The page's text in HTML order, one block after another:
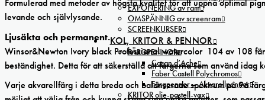
EXPONERING av ram
OMSPÄNNIG av screenram
SCREENKURSER
KOL, KRITOR & PENNOR
FÄRGPENNOR
Caran d’Ache
Faber Castell Polychromos
Färgpennor – Akvarellpennor
KRITOR olje-pastell-vax
Formulerad med metoder av högsta kvalitet för att uppnå optimal
levande och självlysande.
Ljusäkta och permanent.
Winsor&Newton Ivory black Professional watercolor 104 av 108
beständighet. Detta för att säkerställa att färgerna som använd idag
Varje akvarellfärg i detta breda och balanserade spektrum på 96